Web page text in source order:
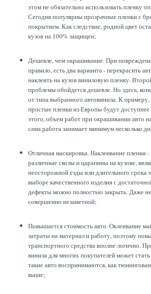
этом не обязательно использовать пленку
Сегодня популярны прозрачные пленки с
покрытием. Как следствие, родной цвет
кузов на 100% защищен;
Дешевле, чем окрашивание. При
правило, есть два варианта - перекрасить
наклеить на кузов виниловую пленку.
проблемы обойдется дешевле. Но здесь,
от типа выбранного автовинила. К примеру,
простые пленки из Европы будут
этого, объем работ при окрашивании авто
сама работа занимает минимум несколько
Отличная маскировка. Наклеивание пленки
различные сколы и царапины на кузове,
неосторожной езды или длительного срока
выборе качественного изделия с
дефекты можно полностью закрыть. Даже
совершенно незаметной;
Повышается стоимость авто. Оклеивание
затраты на материал и работу, поэтому
транспортного средства вполне логично.
винила для многих покупателей может
такие авто воспринимаются, как
выше;